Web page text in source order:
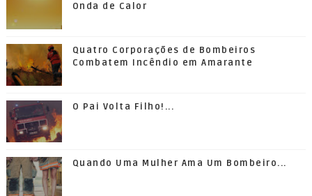
Onda de Calor
Quatro Corporações de Bombeiros
Combatem Incêndio em Amarante
O Pai Volta Filho!...
Quando Uma Mulher Ama Um Bombeiro...